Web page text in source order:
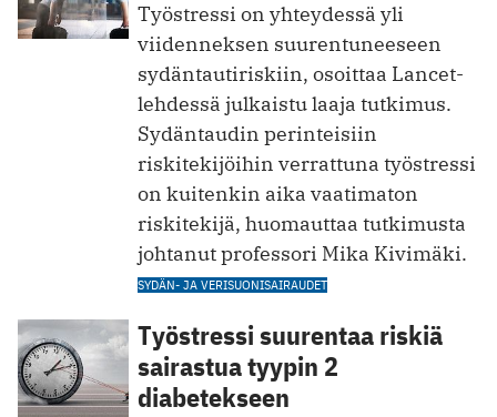
Työstressi on yhteydessä yli
viidenneksen suurentuneeseen
sydäntautiriskiin, osoittaa Lancet-
lehdessä julkaistu laaja tutkimus.
Sydäntaudin perinteisiin
riskitekijöihin verrattuna työstressi
on kuitenkin aika vaatimaton
riskitekijä, huomauttaa tutkimusta
johtanut professori Mika Kivimäki.
SYDÄN- JA VERISUONISAIRAUDET
Työstressi suurentaa riskiä
sairastua tyypin 2
diabetekseen